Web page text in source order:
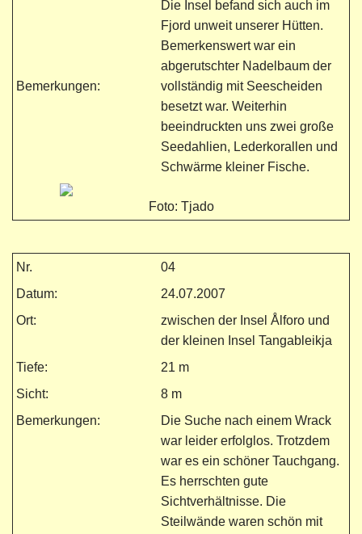
Bemerkungen:
Die Insel befand sich auch im
Fjord unweit unserer Hütten.
Bemerkenswert war ein
abgerutschter Nadelbaum der
vollständig mit Seescheiden
besetzt war. Weiterhin
beeindruckten uns zwei große
Seedahlien, Lederkorallen und
Schwärme kleiner Fische.
Foto: Tjado
Nr.
04
Datum:
24.07.2007
Ort:
zwischen der Insel Ålforo und
der kleinen Insel Tangableikja
Tiefe:
21 m
Sicht:
8 m
Bemerkungen:
Die Suche nach einem Wrack
war leider erfolglos. Trotzdem
war es ein schöner Tauchgang.
Es herrschten gute
Sichtverhältnisse. Die
Steilwände waren schön mit